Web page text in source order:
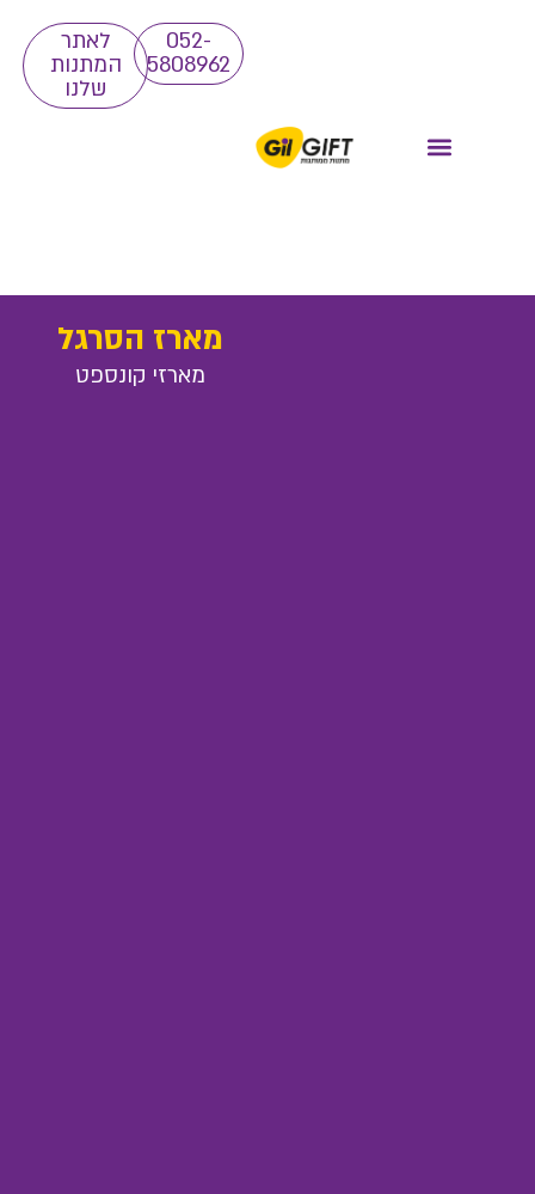
052-
5808962
לאתר
המתנות
שלנו
מארז הסרגל
מארזי קונספט